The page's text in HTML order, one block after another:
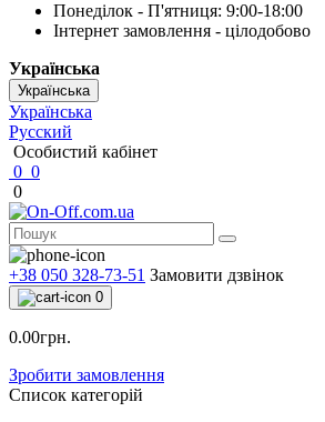
Понеділок - П'ятниця: 9:00-18:00
Інтернет замовлення - цілодобово
Українська
Українська
Українська
Русский
Особистий кабінет
0 0
0
+38 050 328-73-51 Замовити дзвінок
0
0.00грн.
Зробити замовлення
Список категорій